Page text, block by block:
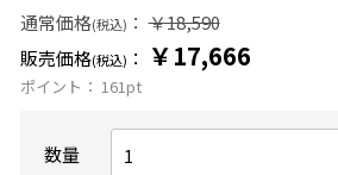
通常価格(税込) ：￥18,590
販売価格(税込) ： ￥17,666
ポイント： 161pt
数量